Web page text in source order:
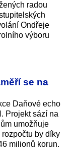
radou
Ondřeje
výboru
se na
Daňové echo
Projekt sází na
umožňuje
by díky
milionů korun.